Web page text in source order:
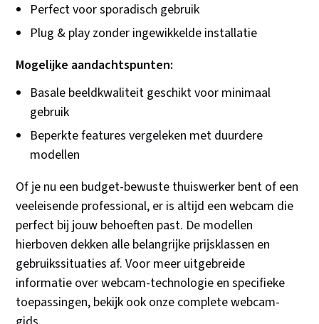
Perfect voor sporadisch gebruik
Plug & play zonder ingewikkelde installatie
Mogelijke aandachtspunten:
Basale beeldkwaliteit geschikt voor minimaal
gebruik
Beperkte features vergeleken met duurdere
modellen
Of je nu een budget-bewuste thuiswerker bent of een
veeleisende professional, er is altijd een webcam die
perfect bij jouw behoeften past. De modellen
hierboven dekken alle belangrijke prijsklassen en
gebruikssituaties af. Voor meer uitgebreide
informatie over webcam-technologie en specifieke
toepassingen, bekijk ook onze complete webcam-